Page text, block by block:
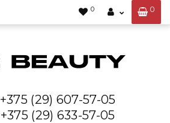
0
0
+375 (29) 607-57-05
+375 (29) 633-57-05